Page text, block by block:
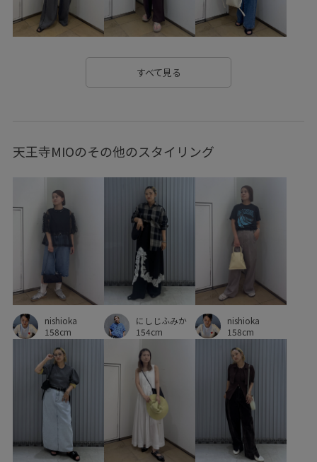
パンツ ボーダー
ミュール ミラー リネン ルーズ
ルーズなシルエット ロングスカート
保温性 光沢感 切りっぱなし
快適 快適なはき心地 折りたたみ傘
着心地が良い 穿き心地が良い 美シルエット 肌見せ
落ち着いた色 足捌きが楽 長財布
すべて見る
天王寺MIOのその他のスタイリング
nishioka
158cm
にしじふみか
154cm
nishioka
158cm